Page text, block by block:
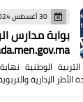
30 أغسطس 2024
بوابة مدارس
التربية الوطنية
الأطر الإدارية